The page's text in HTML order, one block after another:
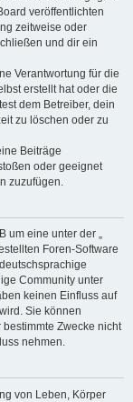
veröffentlichten
zeitweise oder
und dir ein
Verantwortung für die
erstellt hat oder die
dem Betreiber, dein
zu löschen oder zu
Beiträge
oder geeignet
zuzufügen.
um eine unter der „
Foren-Software
Community unter
keinen Einfluss auf
Sie können
Zwecke nicht
nehmen.
von Leben, Körper